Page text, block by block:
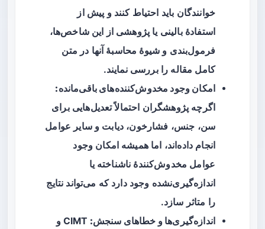
خوانندگان باید احتیاط کنند و پیش از
استفادهٔ بالینی یا پژوهشی از این شاخص‌ها،
فرمول‌بندی و شیوهٔ محاسبهٔ آنها در متن
کامل مقاله را بررسی نمایند.
امکان وجود مخدوش‌کننده‌های باقی‌مانده:
اگرچه پژوهشگران احتمالاً تعدیل‌هایی برای
سن، جنس، فشارخون، دیابت و سایر عوامل
انجام داده‌اند، اما همیشه امکان وجود
عوامل مخدوش‌کنندهٔ ناشناخته یا
اندازه‌گیری‌نشده وجود دارد که می‌تواند نتایج
را متاثر سازد.
اندازه‌گیری‌ها و خطاهای سنجش:
CIMT و